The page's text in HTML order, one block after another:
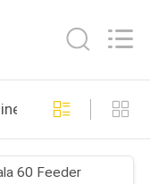
60 Feeder